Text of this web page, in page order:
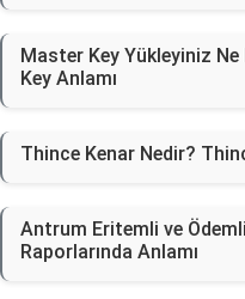
Master Key Yükleyiniz
Key Anlamı
Thince Kenar Nedir?
Antrum Eritemli ve
Raporlarında Anlamı